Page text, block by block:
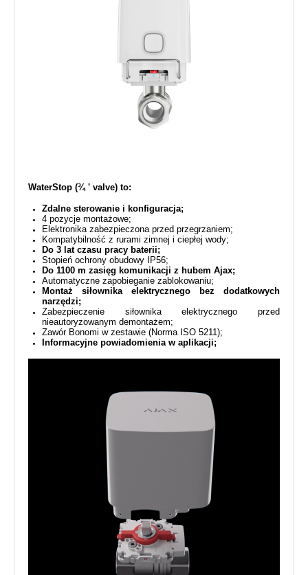
WaterStop (¾ ' valve) to:
Zdalne sterowanie i konfiguracja;
4 pozycje montażowe;
Elektronika zabezpieczona przed przegrzaniem;
Kompatybilność z rurami zimnej i ciepłej wody;
Do 3 lat czasu pracy baterii;
Stopień ochrony obudowy IP56;
Do 1100 m zasięg komunikacji z hubem Ajax;
Automatyczne zapobieganie zablokowaniu;
Montaż siłownika elektrycznego bez dodatkowych
narzędzi;
Zabezpieczenie siłownika elektrycznego przed
nieautoryzowanym demontażem;
Zawór Bonomi w zestawie (Norma ISO 5211);
Informacyjne powiadomienia w aplikacji;